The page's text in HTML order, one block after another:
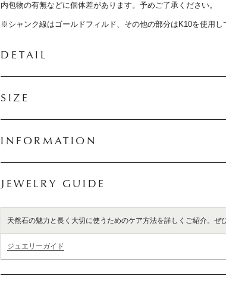
内包物の有無などに個体差があります。予めご了承ください。
※シャンク線はゴールドフィルド、その他の部分はK10を使用し
DETAIL
SIZE
INFORMATION
JEWELRY GUIDE
天然石の魅力と長く大切に使うためのケア方法を詳しくご紹介。ぜ
ジュエリーガイド